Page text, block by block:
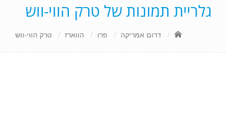
גלריית תמונות של טרק הווי-ווש
דרום אמריקה פרו הווארז טרק הווי-ווש